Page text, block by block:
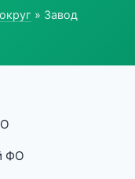
» Завод
ФО